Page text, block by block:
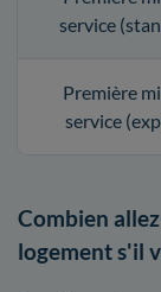
service
Première
service
Combien
logement s'il